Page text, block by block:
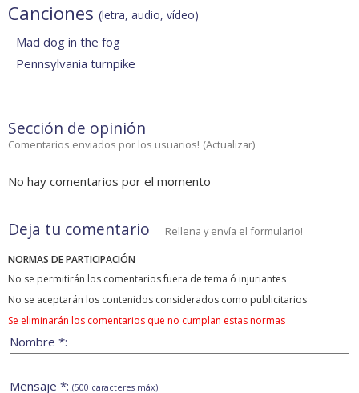
Canciones (letra, audio, vídeo)
Mad dog in the fog
Pennsylvania turnpike
Sección de opinión
Comentarios enviados por los usuarios! (Actualizar)
No hay comentarios por el momento
Deja tu comentario Rellena y envía el formulario!
NORMAS DE PARTICIPACIÓN
No se permitirán los comentarios fuera de tema ó injuriantes
No se aceptarán los contenidos considerados como publicitarios
Se eliminarán los comentarios que no cumplan estas normas
Nombre *:
Mensaje *: (500 caracteres máx)